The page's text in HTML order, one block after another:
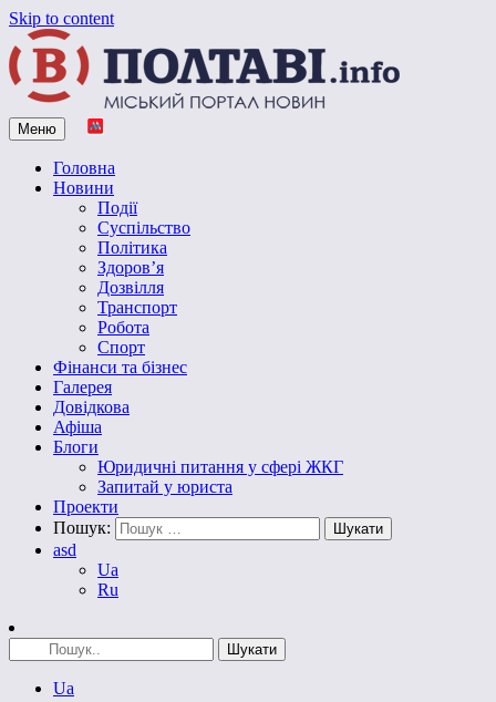
Skip to content
Vpoltave.info
Полтавський портал новин
Меню
Головна
Новини
Події
Суспільство
Політика
Здоров’я
Дозвілля
Транспорт
Робота
Спорт
Фінанси та бізнес
Галерея
Довідкова
Афіша
Блоги
Юридичні питання у сфері ЖКГ
Запитай у юриста
Проекти
Пошук:
asd
Ua
Ru
Ua